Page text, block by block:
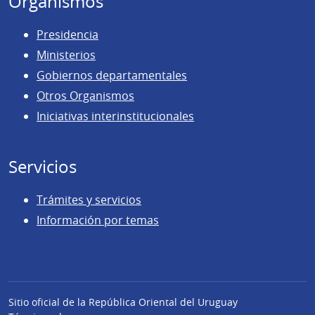
Presidencia
Ministerios
Gobiernos departamentales
Otros Organismos
Iniciativas interinstitucionales
Servicios
Trámites y servicios
Información por temas
Sitio oficial de la República Oriental del Uruguay